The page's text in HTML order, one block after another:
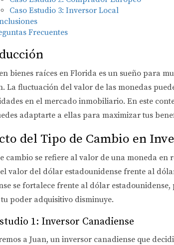
Caso Estudio 3: Inversor Local
Frecuentes
bienes raíces en Florida es un sueño para
La fluctuación del valor de las monedas
en el mercado inmobiliario. En este
adaptarte a ellas para maximizar tus
del Tipo de Cambio en
cambio se refiere al valor de una moneda
valor del dólar estadounidense frente al
se fortalece frente al dólar
poder adquisitivo disminuye.
1: Inversor Canadiense
a Juan, un inversor canadiense que